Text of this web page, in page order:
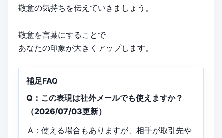
敬意の気持ちを伝えていきましょう。
敬意を言葉にすることで
あなたの印象が大きくアップします。
補足FAQ
Q：この表現は社外メールでも使えますか？
（2026/07/03更新）
A：使える場合もありますが、相手が取引先や